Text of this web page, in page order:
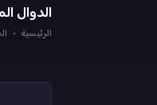
الدوال
الرئيسية